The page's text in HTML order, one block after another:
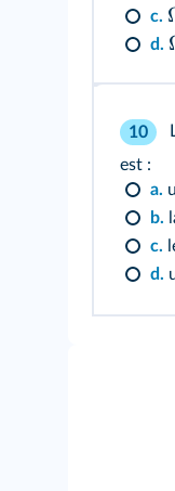
c.
d.
10
est :
a.
b.
c.
d.